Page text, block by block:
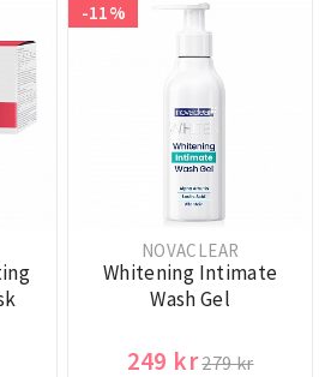
-11%
NOVACLEAR
Whitening Intimate
Wash Gel
249 kr279 kr